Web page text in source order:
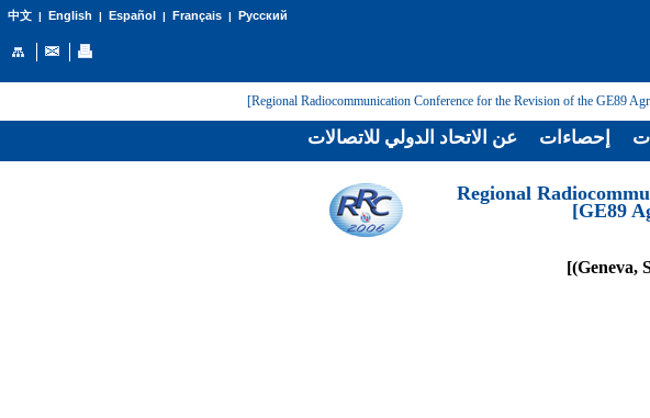
中文| English | Español | Français| Русский
[Regional
GE89
عن الاتحاد الدولي للاتصالات إحصاءات